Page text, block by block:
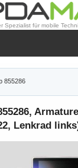
Spezialist für mobile
855286
Lenkrad